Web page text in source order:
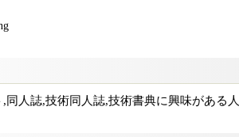
同人誌,技術同人誌,技術書典に興味がある人